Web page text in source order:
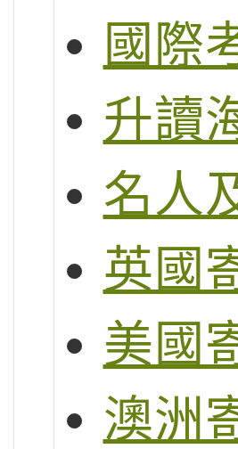
國際
升讀
名人
英國
美國
澳洲